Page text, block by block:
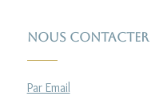
Nous contacter
Par Email